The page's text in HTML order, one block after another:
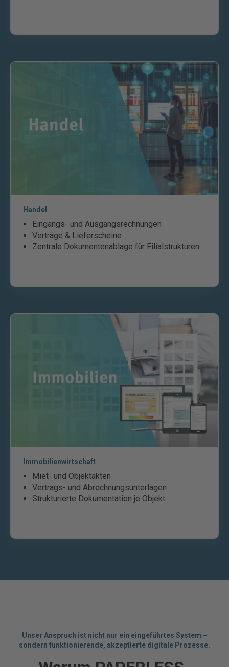
Handel
Eingangs- und Ausgangsrechnungen
Verträge & Lieferscheine
Zentrale Dokumentenablage für Filialstrukturen
Immobilienwirtschaft
Miet- und Objektakten
Vertrags- und Abrechnungsunterlagen
Strukturierte Dokumentation je Objekt
Unser Anspruch ist nicht nur ein eingeführtes System –
sondern funktionierende, akzeptierte digitale Prozesse.